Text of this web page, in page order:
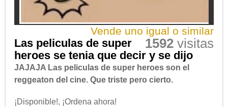
Vende uno igual o similar
1592visitas
Las peliculas de super
heroes se tenia que decir y se dijo
JAJAJA Las peliculas de super heroes son el
reggeaton del cine. Que triste pero cierto.
¡Disponible!, ¡Ordena ahora!